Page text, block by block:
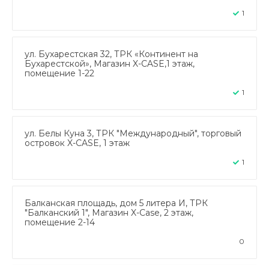
1
ул. Бухарестская 32, ТРК «Континент на
Бухарестской», Магазин X-CASE,1 этаж,
помещение 1-22
1
ул. Белы Куна 3, ТРК "Международный", торговый
островок X-CASE, 1 этаж
1
Балканская площадь, дом 5 литера И, ТРК
"Балканский 1", Магазин X-Case, 2 этаж,
помещение 2-14
0